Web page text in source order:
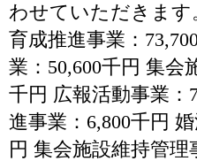
わせていただきます
育成推進事業：
業：50,600千円 集会
千円 広報活動事業：
進事業：6,800千円
円 集会施設維持管理